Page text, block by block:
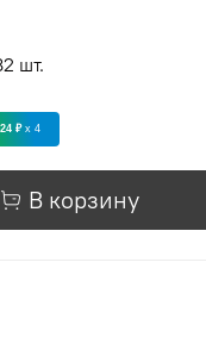
шт.
₽ x 4
В корзину